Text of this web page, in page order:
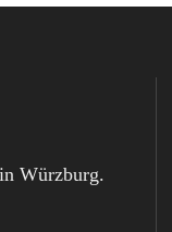
Würzburg.